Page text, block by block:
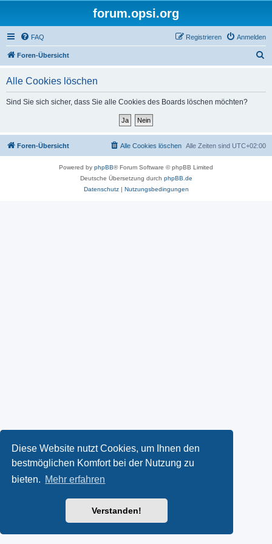
Diese Website nutzt Cookies, um Ihnen den
bestmöglichen Komfort bei der Nutzung zu
bieten. Mehr erfahren
Verstanden!
forum.opsi.org
FAQ Anmelden
Registrieren
Foren-Übersicht
Alle Cookies löschen
Sind Sie sich sicher, dass Sie alle Cookies des Boards löschen möchten?
Foren-Übersicht Alle Zeiten sind UTC+02:00
Alle Cookies löschen
Powered by phpBB® Forum Software © phpBB Limited
Deutsche Übersetzung durch phpBB.de
Datenschutz| Nutzungsbedingungen